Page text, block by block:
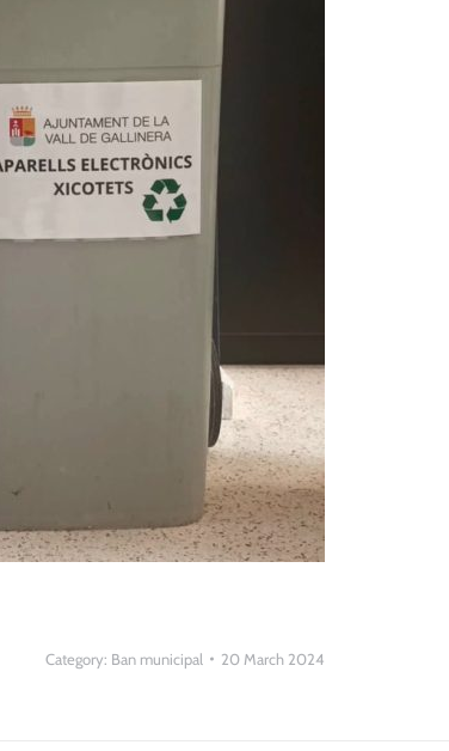
Category: Ban municipal 20 March 2024